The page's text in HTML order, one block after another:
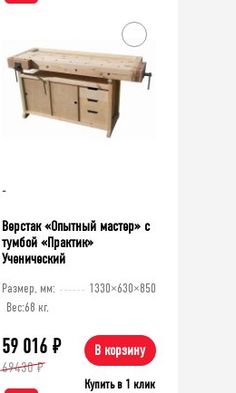
-
Верстак «Опытный мастер» с
тумбой «Практик»
Ученический
Размер, мм:
1330×630×850
Вес:68 кг.
59 016 ₽
69430 ₽
В корзину
Купить в 1 клик